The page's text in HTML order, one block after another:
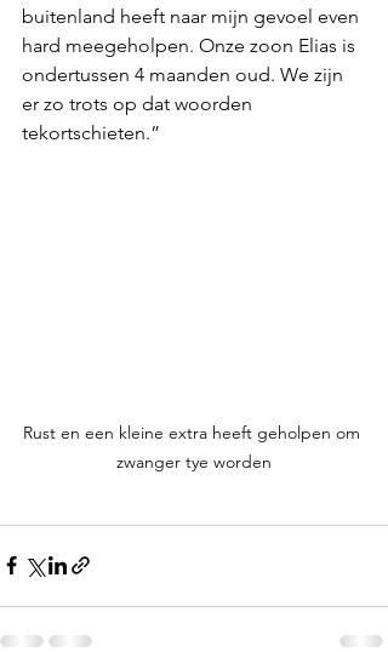
buitenland heeft naar mijn gevoel even
hard meegeholpen. Onze zoon Elias is
ondertussen 4 maanden oud. We zijn
er zo trots op dat woorden
tekortschieten.”
Rust en een kleine extra heeft geholpen om
zwanger tye worden